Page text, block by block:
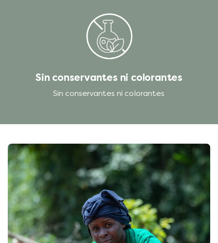
Sin conservantes ni colorantes
Sin conservantes ni colorantes